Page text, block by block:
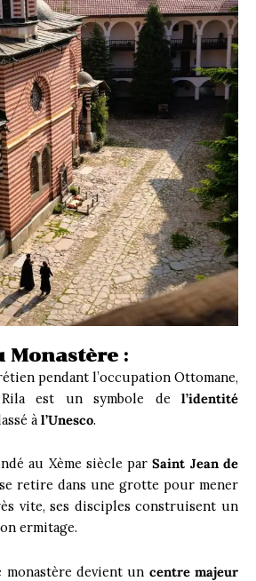
:
pendant l’occupation Ottomane,
est un symbole de l’identité
à l’Unesco.
au Xème siècle parSaint Jean de
retire dans une grotte pour mener
vite, ses disciples construisent un
ermitage.
monastère devient un centre majeur